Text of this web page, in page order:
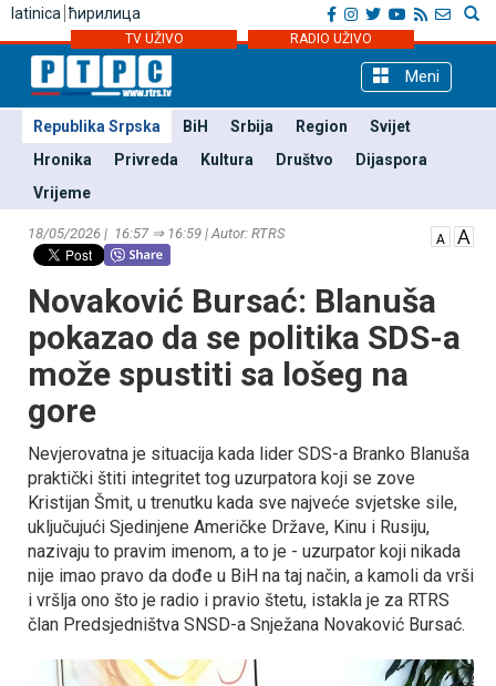
latinica ћирилица
TV UŽIVO RADIO UŽIVO
Meni
Republika Srpska BiH Srbija Region
Svijet
Hronika
Privreda Kultura Društvo
Dijaspora
Vrijeme
18/05/2026 | 16:57 ⇒ 16:59 | Autor: RTRS
Novaković Bursać: Blanuša
pokazao da se politika SDS-a
može spustiti sa lošeg na
gore
Nevjerovatna je situacija kada lider SDS-a Branko Blanuša
praktički štiti integritet tog uzurpatora koji se zove
Kristijan Šmit, u trenutku kada sve najveće svjetske sile,
uključujući Sjedinjene Američke Države, Kinu i Rusiju,
nazivaju to pravim imenom, a to je - uzurpator koji nikada
nije imao pravo da dođe u BiH na taj način, a kamoli da vrši
i vršlja ono što je radio i pravio štetu, istakla je za RTRS
član Predsjedništva SNSD-a Snježana Novaković Bursać.